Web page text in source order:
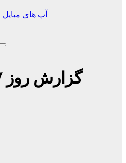
آپ های مبایل
گزارش روز ۲۷ اسفند ۱۴۰۴